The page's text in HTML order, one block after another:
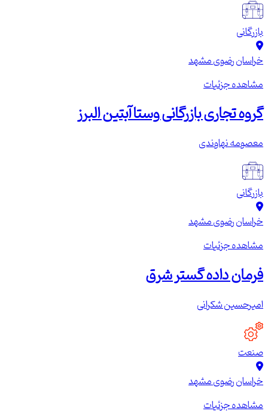
بازرگانی
خراسان رضویمشهد
مشاهده جزئیات
گروه تجاری بازرگانی وستا آبتین البرز
معصومه نهاوندی
بازرگانی
خراسان رضویمشهد
مشاهده جزئیات
فرمان داده گستر شرق
امیرحسین شکرانی
صنعت
خراسان رضویمشهد
مشاهده جزئیات